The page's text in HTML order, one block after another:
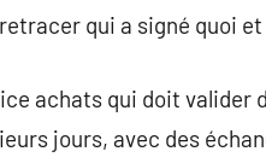
qui a signé quoi
achats qui doit valider
jours, avec des